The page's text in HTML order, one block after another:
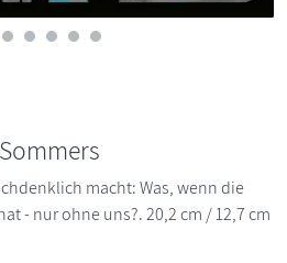
macht: Was, wenn die
- nur ohne uns?. 20,2 cm / 12,7 cm